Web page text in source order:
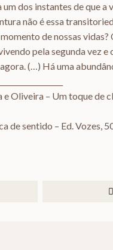
dos instantes de que
não é essa
de nossas
pela segunda vez
(…) Há uma
Oliveira – Um toque de
de sentido – Ed. Vozes,